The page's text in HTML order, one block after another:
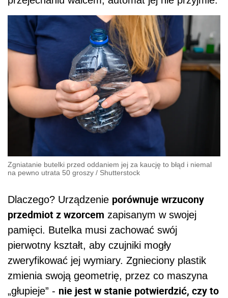
Zgniatanie butelki przed oddaniem jej za kaucję to błąd i niemal
na pewno utrata 50 groszy / Shutterstock
Dlaczego? Urządzenie porównuje wrzucony
przedmiot z wzorcem zapisanym w swojej
pamięci. Butelka musi zachować swój
pierwotny kształt, aby czujniki mogły
zweryfikować jej wymiary. Zgnieciony plastik
zmienia swoją geometrię, przez co maszyna
„głupieje” - nie jest w stanie potwierdzić, czy to